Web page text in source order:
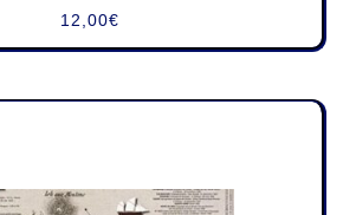
12,00€